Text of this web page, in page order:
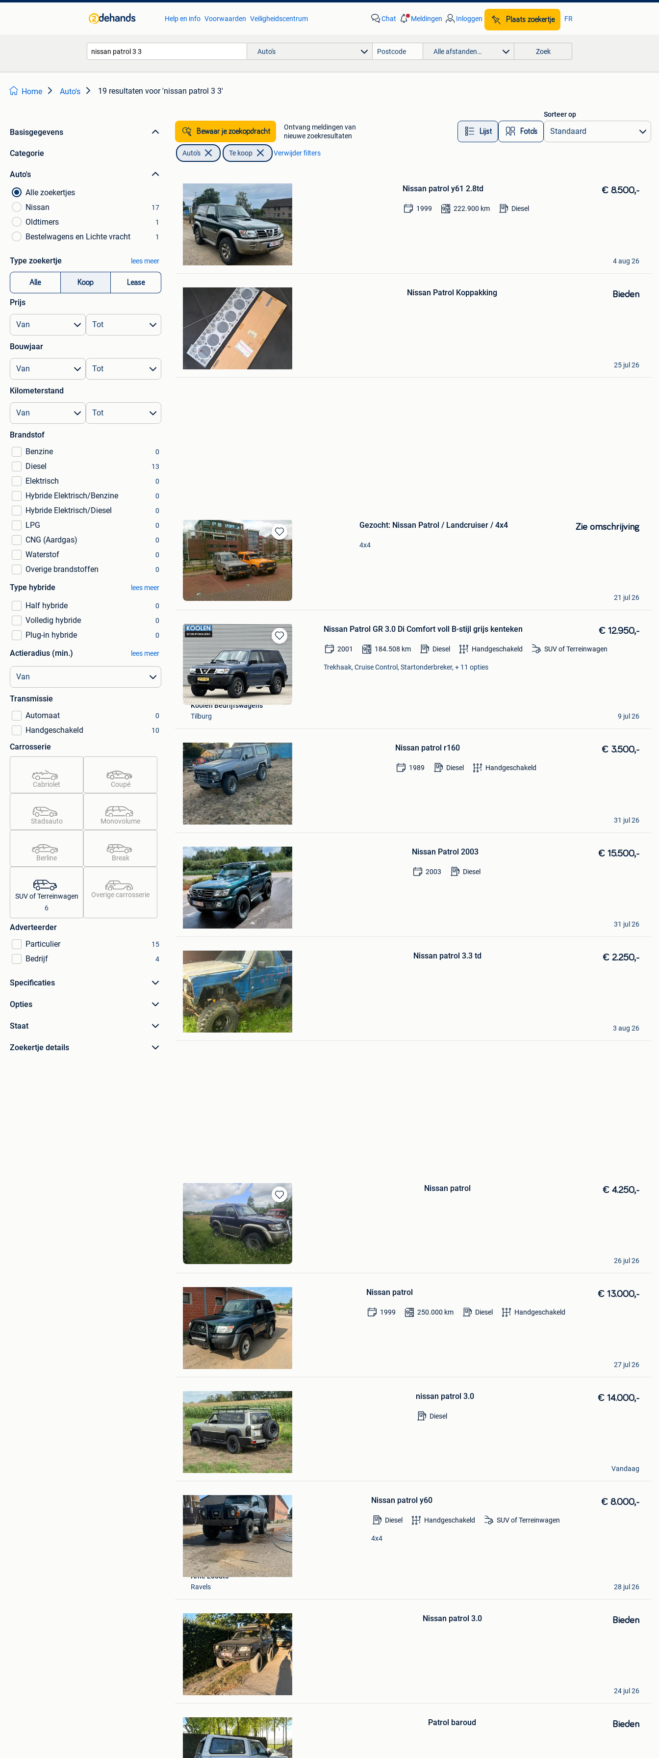
Help en info Voorwaarden Veiligheidscentrum Chat Meldingen Inloggen Plaats zoekertje FR
Auto's Alle afstanden… Zoek
Home Auto's 19 resultaten voor 'nissan patrol 3 3'
Basisgegevens
Categorie
Auto's
Alle zoekertjes
Nissan
17
Oldtimers 1
Bestelwagens en Lichte vracht 1
Type zoekertje lees meer
Alle Koop Lease
Prijs
Bouwjaar
Kilometerstand
Brandstof
Benzine
0
Diesel 13
Elektrisch 0
Hybride Elektrisch/Benzine 0
Hybride Elektrisch/Diesel 0
LPG 0
CNG (Aardgas) 0
Waterstof 0
Overige brandstoffen 0
Type hybride lees meer
Half hybride 0
Volledig hybride 0
Plug-in hybride 0
Actieradius (min.) lees meer
Transmissie
Automaat
0
Handgeschakeld 10
Carrosserie
Cabriolet Coupé
Stadsauto Monovolume
Berline Break
SUV of Terreinwagen
6
Overige carrosserie
Adverteerder
Particulier
15
Bedrijf 4
Specificaties
Opties
Staat
Zoekertje details
Bewaar je zoekopdracht
Ontvang meldingen van
nieuwe zoekresultaten
Lijst Foto’s
Sorteer op
Auto's Te koop Verwijder filters
Favorieten
Nissan patrol y61 2.8td € 8.500,-
1999 222.900 km Diesel
Sjarel
Bocholt
4 aug 26
Mijn
Favorieten
Nissan Patrol Koppakking Bieden
VintageEnjoyer
Dendermonde
25 jul 26
Bewaren
in
Mijn
Favorieten
Gezocht: Nissan Patrol / Landcruiser / 4x4 Zie omschrijving
4x4
Bedrijfswagens Kessel
Bree
21 jul 26
Bewaren
in
Mijn
Favorieten
Nissan Patrol GR 3.0 Di Comfort voll B-stijl grijs kenteken € 12.950,-
2001 184.508 km Diesel Handgeschakeld SUV of Terreinwagen
Trekhaak, Cruise Control, Startonderbreker, + 11 opties
Koolen Bedrijfswagens
Tilburg
9 jul 26
Mijn
Favorieten
Nissan patrol r160 € 3.500,-
1989 Diesel Handgeschakeld
juul olaerts
Genk
31 jul 26
Mijn
Favorieten
Nissan Patrol 2003 € 15.500,-
2003 Diesel
Jonas Wouters
Brecht
31 jul 26
Mijn
Favorieten
Nissan patrol 3.3 td € 2.250,-
lode
Meer
3 aug 26
Bewaren
in
Mijn
Favorieten
Nissan patrol € 4.250,-
Brian
Brecht
26 jul 26
Mijn
Favorieten
Nissan patrol € 13.000,-
1999 250.000 km Diesel Handgeschakeld
Ivan
Herselt
27 jul 26
Bewaren
nissan patrol 3.0 € 14.000,-
Diesel
Gene Clavie
Werchter
Vandaag
Mijn
Favorieten
Nissan patrol y60 € 8.000,-
Diesel Handgeschakeld SUV of Terreinwagen
4x4
Arne Loodts
Ravels
28 jul 26
Mijn
Favorieten
Nissan patrol 3.0 Bieden
nic
Adegem+Deel Van Eeklo
24 jul 26
Mijn
Favorieten
Patrol baroud Bieden